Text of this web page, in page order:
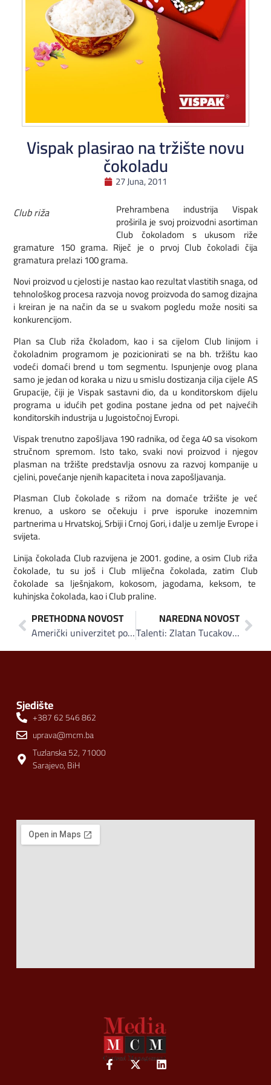
Vispak plasirao na tržište novu
čokoladu
27 Juna, 2011
Club riža Prehrambena industrija Vispak
proširila je svoj proizvodni asortiman
Club čokoladom s ukusom riže
gramature 150 grama. Riječ je o prvoj Club čokoladi čija
gramatura prelazi 100 grama.
Novi proizvod u cjelosti je nastao kao rezultat vlastitih snaga, od
tehnološkog procesa razvoja novog proizvoda do samog dizajna
i kreiran je na način da se u svakom pogledu može nositi sa
konkurencijom.
Plan sa Club riža čkoladom, kao i sa cijelom Club linijom i
čokoladnim programom je pozicionirati se na bh. tržištu kao
vodeći domaći brend u tom segmentu. Ispunjenje ovog plana
samo je jedan od koraka u nizu u smislu dostizanja cilja cijele AS
Grupacije, čiji je Vispak sastavni dio, da u konditorskom dijelu
programa u idućih pet godina postane jedna od pet najvećih
konditorskih industrija u Jugoistočnoj Evropi.
Vispak trenutno zapošljava 190 radnika, od čega 40 sa visokom
stručnom spremom. Isto tako, svaki novi proizvod i njegov
plasman na tržište predstavlja osnovu za razvoj kompanije u
cjelini, povećanje njenih kapaciteta i nova zapošljavanja.
Plasman Club čokolade s rižom na domaće tržište je već
krenuo, a uskoro se očekuju i prve isporuke inozemnim
partnerima u Hrvatskoj, Srbiji i Crnoj Gori, i dalje u zemlje Evrope i
svijeta.
Linija čokolada Club razvijena je 2001. godine, a osim Club riža
čokolade, tu su još i Club mliječna čokolada, zatim Club
čokolade sa lješnjakom, kokosom, jagodama, keksom, te
kuhinjska čokolada, kao i Club praline.
PRETHODNA NOVOST
Američki univerzitet potpisao ugovor u Tuzli
NAREDNA NOVOST
Talenti: Zlatan Tucaković ide po još jednu medalju
Sjedište
+387 62 546 862
uprava@mcm.ba
Tuzlanska 52, 71000
Sarajevo, BiH